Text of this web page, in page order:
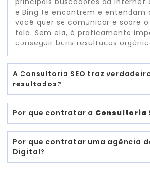
principais buscadores da internet
e Bing te encontrem e entendam
você quer se comunicar e sobre
fala. Sem ela, é praticamente
conseguir bons resultados
A Consultoria SEO traz
resultados?
Por que contratar a Consultoria
Por que contratar uma agência
Digital?